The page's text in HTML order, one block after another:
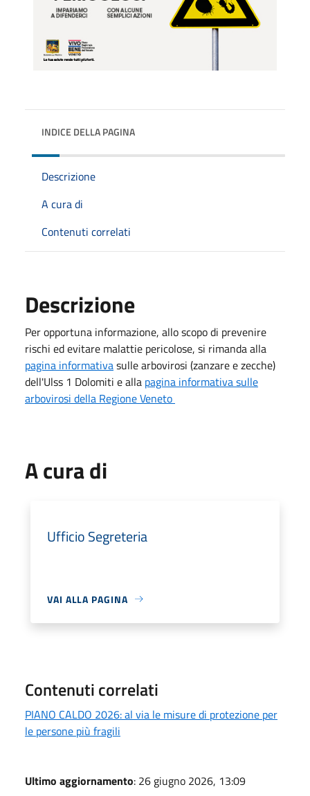
INDICE DELLA PAGINA
Descrizione
A cura di
Contenuti correlati
Descrizione
Per opportuna informazione, allo scopo di prevenire
rischi ed evitare malattie pericolose, si rimanda alla
pagina informativasulle arbovirosi (zanzare e zecche)
dell'Ulss 1 Dolomiti e alla pagina informativa sulle
arbovirosi della Regione Veneto
A cura di
Ufficio Segreteria
VAI ALLA PAGINA
Contenuti correlati
PIANO CALDO 2026: al via le misure di protezione per
le persone più fragili
Ultimo aggiornamento: 26 giugno 2026, 13:09